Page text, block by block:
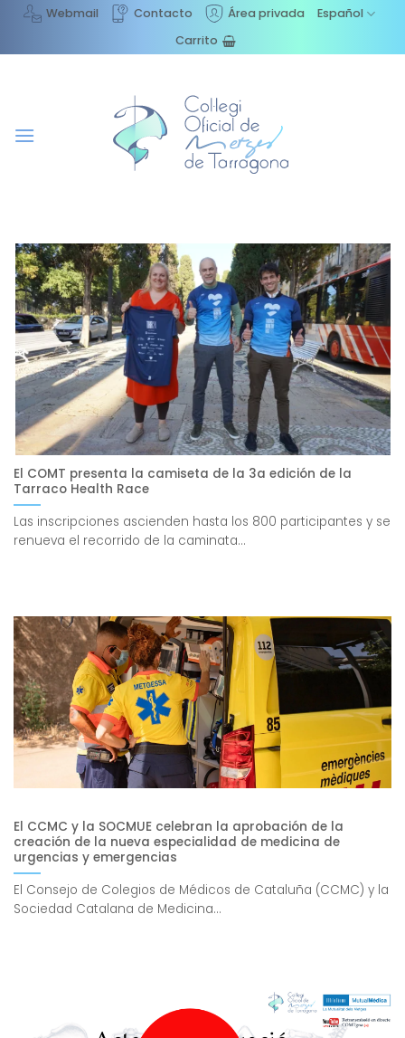
Saltar
contenido
Webmail Contacto Área privada
Español
Carrito
El COMT presenta la camiseta de la 3a edición de la
Tarraco Health Race
Las inscripciones ascienden hasta los 800 participantes y se
renueva el recorrido de la caminata...
El CCMC y la SOCMUE celebran la aprobación de la
creación de la nueva especialidad de medicina de
urgencias y emergencias
El Consejo de Colegios de Médicos de Cataluña (CCMC) y la
Sociedad Catalana de Medicina...